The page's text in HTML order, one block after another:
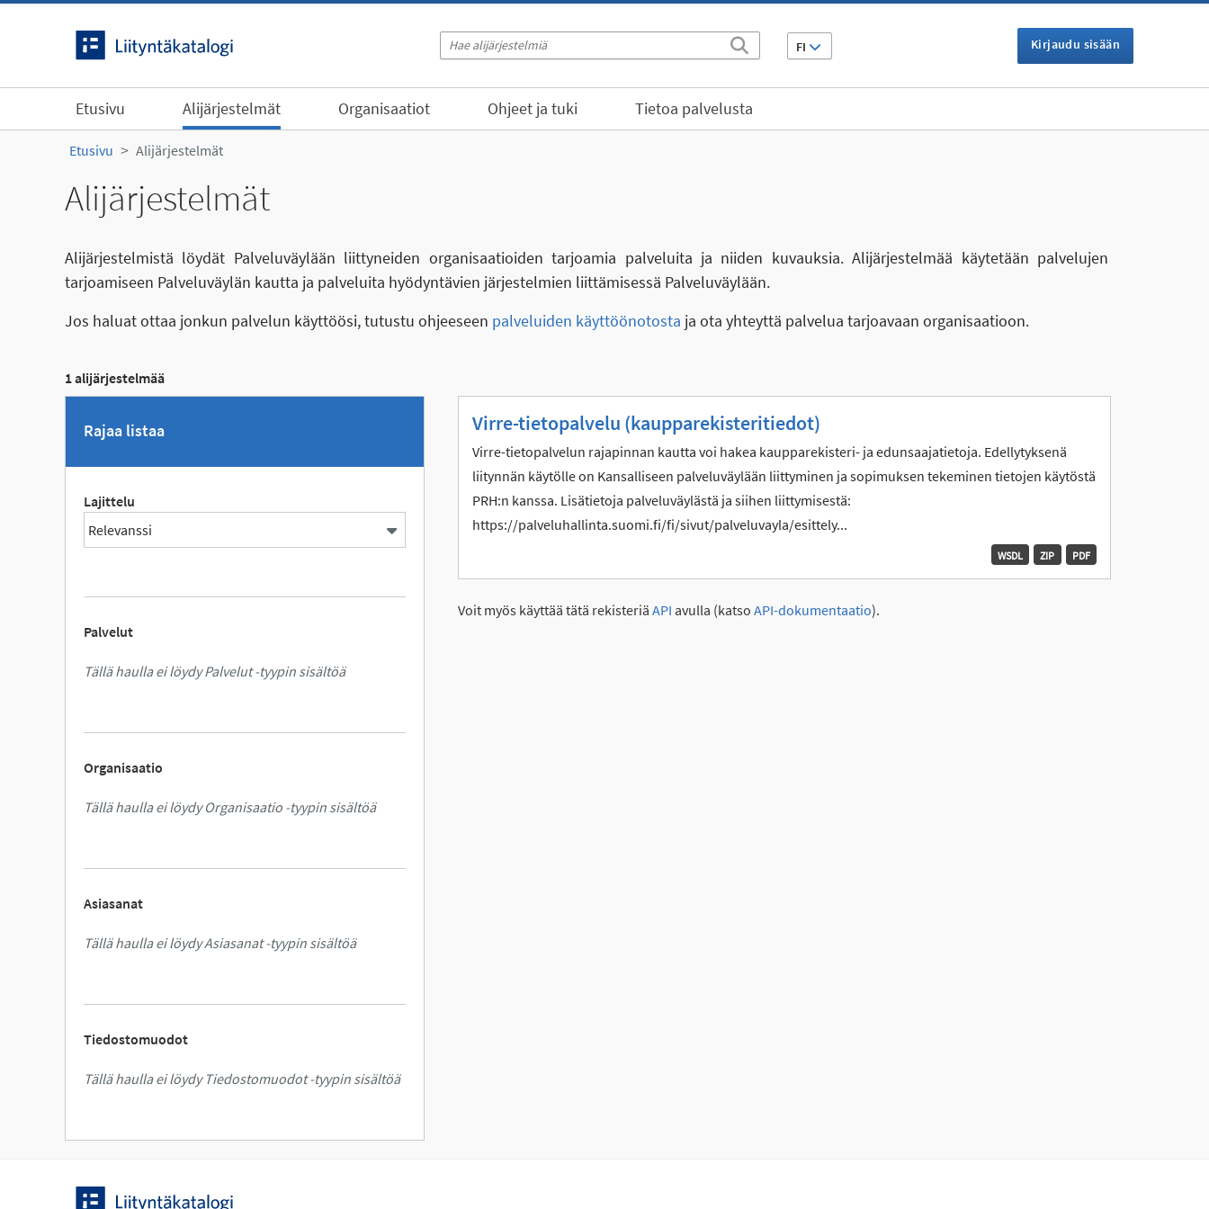
FI Kirjaudu sisään
Etusivu Alijärjestelmät Organisaatiot Ohjeet ja tuki Tietoa palvelusta
Etusivu Alijärjestelmät
Alijärjestelmät
Alijärjestelmistä löydät Palveluväylään liittyneiden organisaatioiden tarjoamia palveluita ja niiden kuvauksia. Alijärjestelmää käytetään palvelujen
tarjoamiseen Palveluväylän kautta ja palveluita hyödyntävien järjestelmien liittämisessä Palveluväylään.
Jos haluat ottaa jonkun palvelun käyttöösi, tutustu ohjeeseen palveluiden käyttöönotosta ja ota yhteyttä palvelua tarjoavaan organisaatioon.
1 alijärjestelmää
Rajaa listaa
Lajittelu
Palvelut
Tällä haulla ei löydy Palvelut -tyypin sisältöä
Organisaatio
Tällä haulla ei löydy Organisaatio -tyypin sisältöä
Asiasanat
Tällä haulla ei löydy Asiasanat -tyypin sisältöä
Tiedostomuodot
Tällä haulla ei löydy Tiedostomuodot -tyypin sisältöä
Virre-tietopalvelu (kaupparekisteritiedot)
Virre-tietopalvelun rajapinnan kautta voi hakea kaupparekisteri- ja edunsaajatietoja. Edellytyksenä
liitynnän käytölle on Kansalliseen palveluväylään liittyminen ja sopimuksen tekeminen tietojen käytöstä
PRH:n kanssa. Lisätietoja palveluväylästä ja siihen liittymisestä:
https://palveluhallinta.suomi.fi/fi/sivut/palveluvayla/esittely...
PDF
ZIP
WSDL
Voit myös käyttää tätä rekisteriä API avulla (katso API-dokumentaatio).